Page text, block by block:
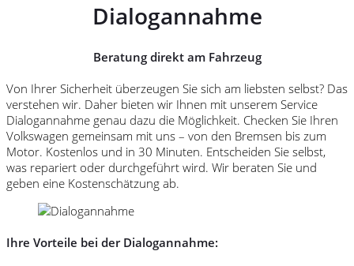
Dialogannahme
Beratung direkt am Fahrzeug
Von Ihrer Sicherheit überzeugen Sie sich am liebsten selbst? Das
verstehen wir. Daher bieten wir Ihnen mit unserem Service
Dialogannahme genau dazu die Möglichkeit. Checken Sie Ihren
Volkswagen gemeinsam mit uns – von den Bremsen bis zum
Motor. Kostenlos und in 30 Minuten. Entscheiden Sie selbst,
was repariert oder durchgeführt wird. Wir beraten Sie und
geben eine Kostenschätzung ab.
Ihre Vorteile bei der Dialogannahme: